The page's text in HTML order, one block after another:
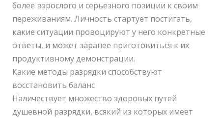
более взрослого и серьезного позиции к своим
переживаниям. Личность стартует постигать,
какие ситуации провоцируют у него конкретные
ответы, и может заранее приготовиться к их
продуктивному демонстрации.
Какие методы разрядки способствуют
восстановить баланс
Наличествует множество здоровых путей
душевной разрядки, всякий из которых имеет